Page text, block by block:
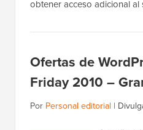
obtener acceso adicional al
Ofertas de
Friday 2010 –
Por Personal editorial |